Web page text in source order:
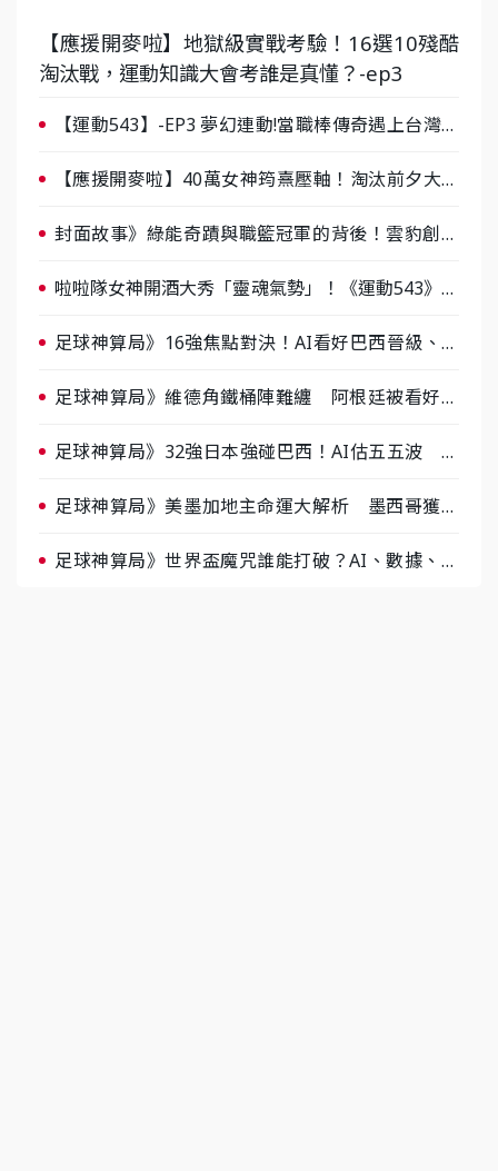
【應援開麥啦】地獄級實戰考驗！16選10殘酷
淘汰戰，運動知識大會考誰是真懂？-ep3
【運動543】-EP3 夢幻連動!當職棒傳奇遇上台灣女
【應援開麥啦】40萬女神筠熹壓軸！淘汰前夕大混
封面故事》綠能奇蹟與職籃冠軍的背後！雲豹創辦
啦啦隊女神開酒大秀「靈魂氣勢」！《運動543》微
足球神算局》16強焦點對決！AI看好巴西晉級、數
足球神算局》維德角鐵桶陣難纏 阿根廷被看好下
足球神算局》32強日本強碰巴西！AI估五五波 牛
足球神算局》美墨加地主命運大解析 墨西哥獲數
足球神算局》世界盃魔咒誰能打破？AI、數據、塔